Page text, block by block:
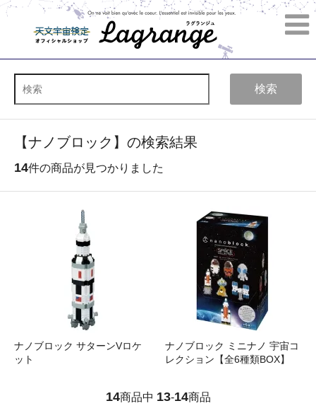
検索
【ナノブロック】の検索結果
14件の商品が見つかりました
ナノブロック サターンVロケ
ット
ナノブロック ミニナノ 宇宙コ
レクション【全6種類BOX】
14商品中 13-14商品